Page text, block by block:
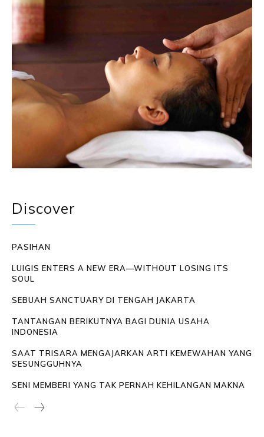
Discover
PASIHAN
LUIGIS ENTERS A NEW ERA—WITHOUT LOSING ITS
SOUL
SEBUAH SANCTUARY DI TENGAH JAKARTA
TANTANGAN BERIKUTNYA BAGI DUNIA USAHA
INDONESIA
SAAT TRISARA MENGAJARKAN ARTI KEMEWAHAN YANG
SESUNGGUHNYA
SENI MEMBERI YANG TAK PERNAH KEHILANGAN MAKNA